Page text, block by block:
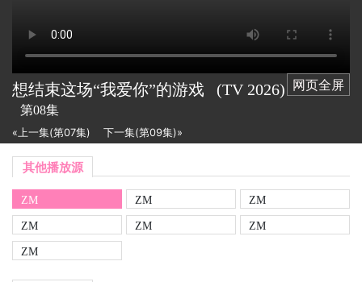
网页全屏
想结束这场“我爱你”的游戏 (TV 2026)
第08集
«上一集(第07集) 下一集(第09集)»
其他播放源
ZM ZM
ZM
ZM
ZM
ZM
ZM